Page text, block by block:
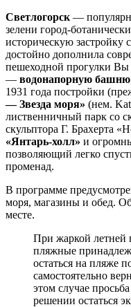
Светлогорск —
зелени город-
историческую застройку
достойно дополнила
пешеходной прогулки Вы
— водонапорную башню
1931 года постройки
— Звезда моря» (нем.
лиственничный парк со
скульптора Г. Брахерта
«Янтарь-холл» и
позволяющий легко
променад.
В программе
моря, магазины и обед.
месте.
При жаркой летней
пляжные
остаться на пляже
самостоятельно
этом случае
решении остаться